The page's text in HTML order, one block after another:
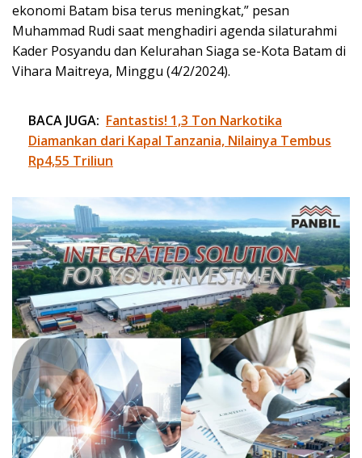
ekonomi Batam bisa terus meningkat,” pesan
Muhammad Rudi saat menghadiri agenda silaturahmi
Kader Posyandu dan Kelurahan Siaga se-Kota Batam di
Vihara Maitreya, Minggu (4/2/2024).
BACA JUGA: Fantastis! 1,3 Ton Narkotika
Diamankan dari Kapal Tanzania, Nilainya Tembus
Rp4,55 Triliun